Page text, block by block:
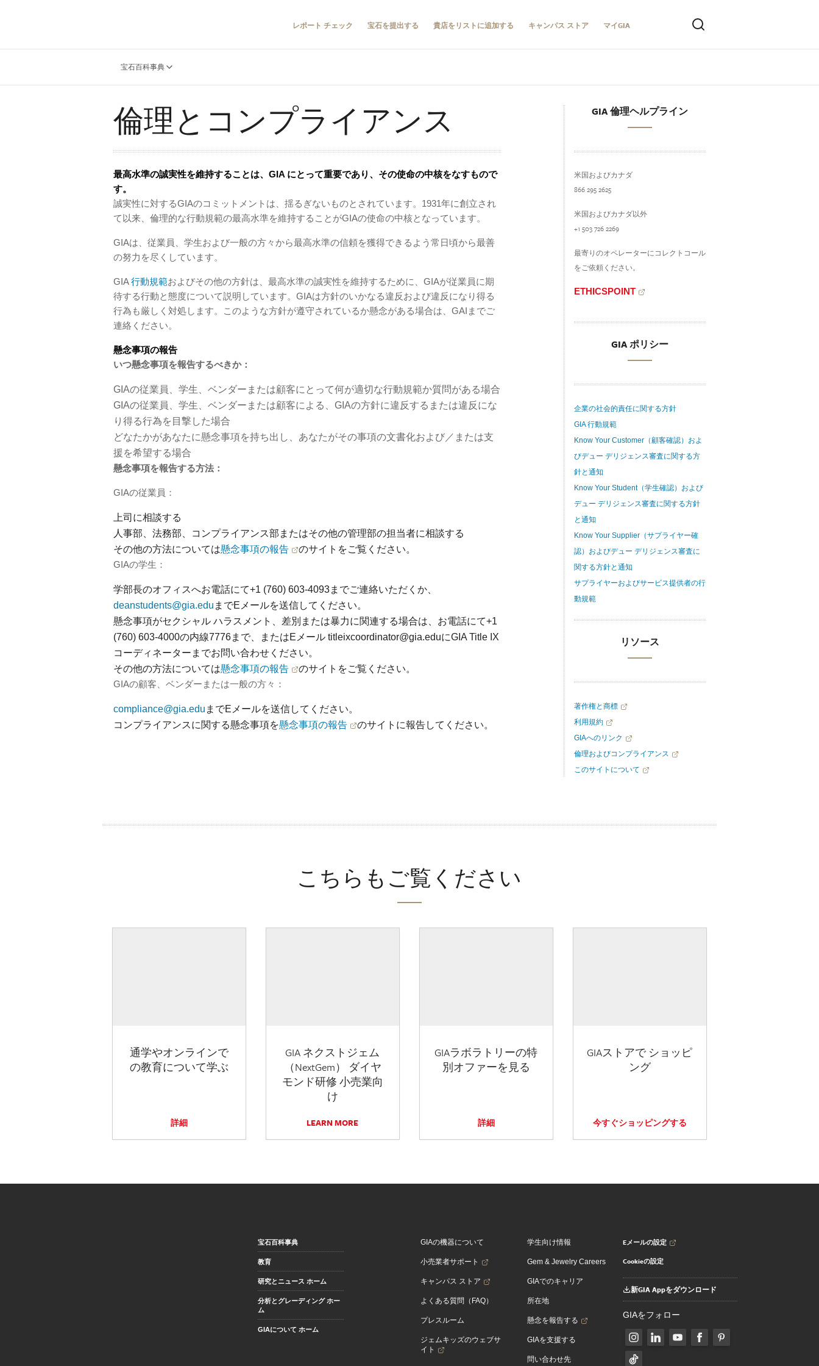
レポート チェック 宝石を提出する 貴店をリストに追加する キャンパス ストア マイGIA
宝石百科事典
倫理とコンプライアンス
最高水準の誠実性を維持することは、GIA にとって重要であり、その使命の中核をなすもので
す。
誠実性に対するGIAのコミットメントは、揺るぎないものとされています。1931年に創立され
て以来、倫理的な行動規範の最高水準を維持することがGIAの使命の中核となっています。
GIAは、従業員、学生および一般の方々から最高水準の信頼を獲得できるよう常日頃から最善
の努力を尽くしています。
GIA行動規範およびその他の方針は、最高水準の誠実性を維持するために、GIAが従業員に期
待する行動と態度について説明しています。GIAは方針のいかなる違反および違反になり得る
行為も厳しく対処します。このような方針が遵守されているか懸念がある場合は、GAIまでご
連絡ください。
懸念事項の報告
いつ懸念事項を報告するべきか：
GIAの従業員、学生、ベンダーまたは顧客にとって何が適切な行動規範か質問がある場合
GIAの従業員、学生、ベンダーまたは顧客による、GIAの方針に違反するまたは違反にな
り得る行為を目撃した場合
どなたかがあなたに懸念事項を持ち出し、あなたがその事項の文書化および／または支
援を希望する場合
懸念事項を報告する方法：
GIAの従業員：
上司に相談する
人事部、法務部、コンプライアンス部またはその他の管理部の担当者に相談する
その他の方法については懸念事項の報告
のサイトをご覧ください。
GIAの学生：
学部長のオフィスへお電話にて+1 (760) 603-4093までご連絡いただくか、
deanstudents@gia.edu までEメールを送信してください。
懸念事項がセクシャル ハラスメント、差別または暴力に関連する場合は、お電話にて+1
(760) 603-4000の内線7776まで、またはEメール titleixcoordinator@gia.eduにGIA Title IX
コーディネーターまでお問い合わせください。
その他の方法については懸念事項の報告
のサイトをご覧ください。
GIAの顧客、ベンダーまたは一般の方々：
compliance@gia.edu までEメールを送信してください。
コンプライアンスに関する懸念事項を懸念事項の報告 のサイトに報告してください。
GIA 倫理ヘルプライン
米国およびカナダ
866 295 2625
米国およびカナダ以外
+1 503 726 2269
最寄りのオペレーターにコレクトコール
をご依頼ください。
ETHICSPOINT
GIA ポリシー
企業の社会的責任に関する方針
GIA 行動規範
Know Your Customer（顧客確認）およ
びデュー デリジェンス審査に関する方
針と通知
Know Your Student（学生確認）および
デュー デリジェンス審査に関する方針
と通知
Know Your Supplier（サプライヤー確
認）およびデュー デリジェンス審査に
関する方針と通知
サプライヤーおよびサービス提供者の行
動規範
リソース
著作権と商標
利用規約
GIAへのリンク
倫理およびコンプライアンス
このサイトについて
こちらもご覧ください
通学やオンラインで
の教育について学ぶ
詳細
GIA ネクストジェム
（NextGem） ダイヤ
モンド研修 小売業向
け
LEARN MORE
GIAラボラトリーの特
別オファーを見る
詳細
GIAストアで ショッピ
ング
今すぐショッピングする
宝石百科事典
教育
研究とニュース ホーム
分析とグレーディング ホー
ム
GIAについて ホーム
GIAの機器について
小売業者サポート
キャンパス ストア
よくある質問（FAQ）
プレスルーム
ジェムキッズのウェブサ
イト
学生向け情報
Gem & Jewelry Careers
GIAでのキャリア
所在地
懸念を報告する
GIAを支援する
問い合わせ先
Eメールの設定
Cookieの設定
新GIA Appをダウンロード
GIAをフォロー